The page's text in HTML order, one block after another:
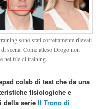
sono stati correttamente rilevati
scena. Come atteso Drogo non
nel file di training.
colab di test che da una
fisiologiche e
della serieIl Trono di